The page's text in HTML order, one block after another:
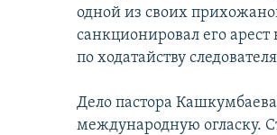
одной из своих
санкционировал его
по ходатайству
Дело пастора
международную огласку.